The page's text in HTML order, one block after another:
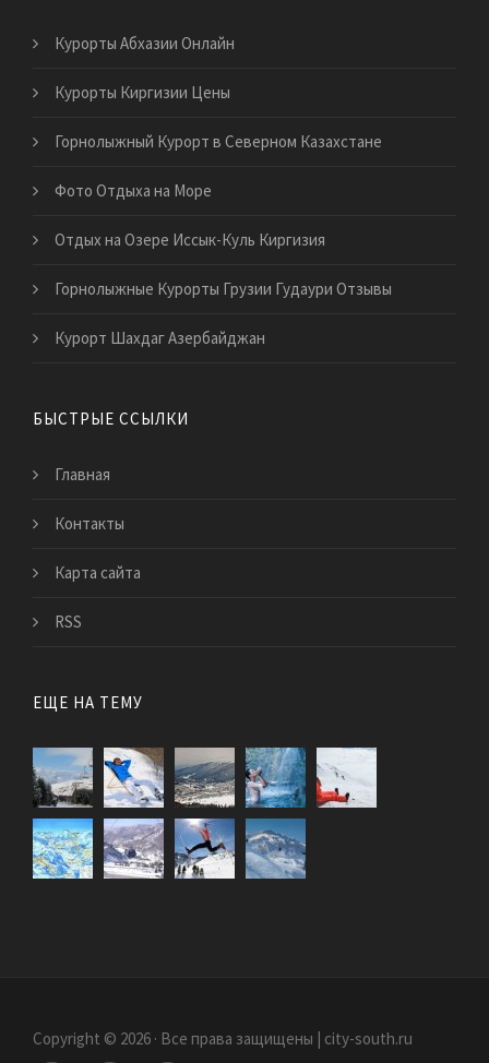
Курорты Абхазии Онлайн
Курорты Киргизии Цены
Горнолыжный Курорт в Северном Казахстане
Фото Отдыха на Море
Отдых на Озере Иссык-Куль Киргизия
Горнолыжные Курорты Грузии Гудаури Отзывы
Курорт Шахдаг Азербайджан
БЫСТРЫЕ ССЫЛКИ
Главная
Контакты
Карта сайта
RSS
ЕЩЕ НА ТЕМУ
Copyright © 2026 · Все права защищены | city-south.ru